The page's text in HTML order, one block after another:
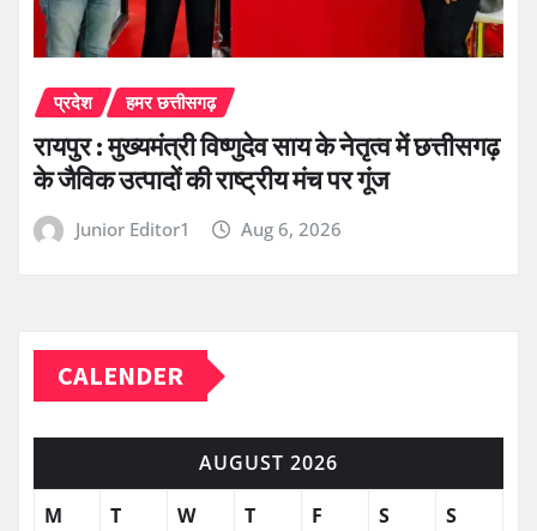
प्रदेश हमर छत्तीसगढ़
रायपुर : मुख्यमंत्री विष्णुदेव साय के नेतृत्व में छत्तीसगढ़
के जैविक उत्पादों की राष्ट्रीय मंच पर गूंज
Junior Editor1 Aug 6, 2026
CALENDER
AUGUST 2026
M
T W T F S S